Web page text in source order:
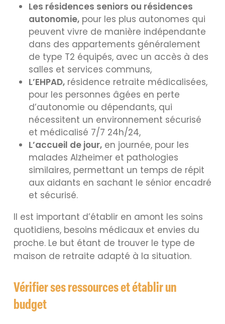
Les résidences seniors ou résidences
autonomie,pour les plus autonomes qui
peuvent vivre de manière indépendante
dans des appartements généralement
de type T2 équipés, avec un accès à des
salles et services communs,
L’EHPAD,résidence retraite médicalisées,
pour les personnes âgées en perte
d’autonomie ou dépendants, qui
nécessitent un environnement sécurisé
et médicalisé 7/7 24h/24,
L’accueil de jour,en journée, pour les
malades Alzheimer et pathologies
similaires, permettant un temps de répit
aux aidants en sachant le sénior encadré
et sécurisé.
Il est important d’établir en amont les soins
quotidiens, besoins médicaux et envies du
proche. Le but étant de trouver le type de
maison de retraite adapté à la situation.
Vérifier ses ressources et établir un
budget